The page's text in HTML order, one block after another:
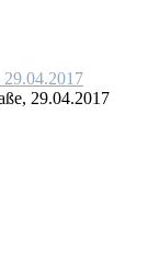
29.04.2017